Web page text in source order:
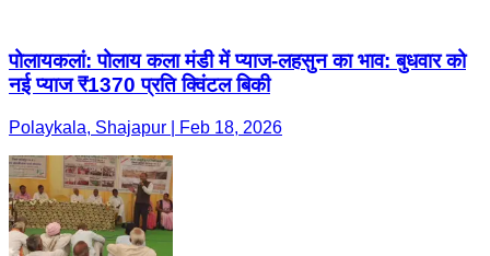
पोलायकलां: पोलाय कला मंडी में प्याज-लहसुन का भाव: बुधवार को
नई प्याज ₹1370 प्रति क्विंटल बिकी
Polaykala, Shajapur | Feb 18, 2026